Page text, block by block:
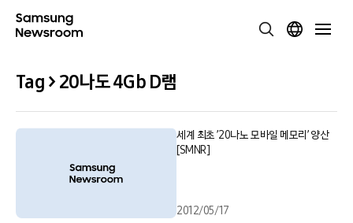
Tag > 20나도 4Gb D램
세계 최초 ’20나노 모바일 메모리’ 양산
[SMNR]
2012/05/17